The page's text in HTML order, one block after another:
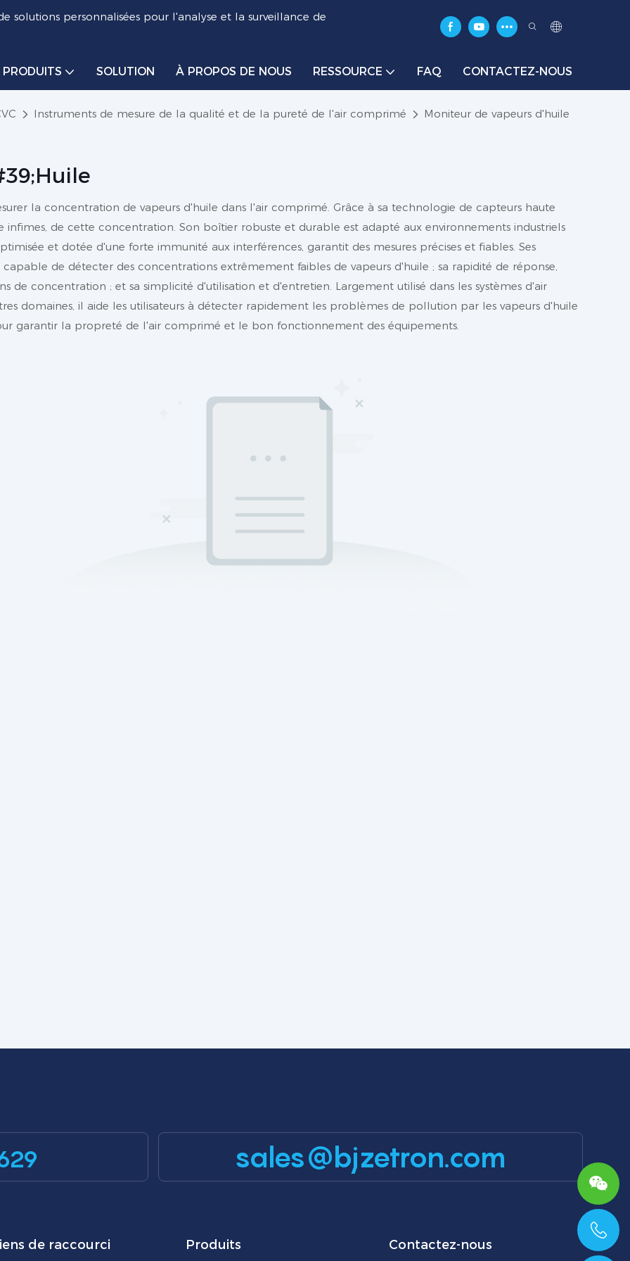
solutions personnalisées pour l'analyse et la surveillance de
PRODUITS SOLUTION À PROPOS DE NOUS RESSOURCE FAQ CONTACTEZ-NOUS
Instruments de mesure de la qualité et de la pureté de l'air comprimé Moniteur de vapeurs d'huile
la concentration de vapeurs d'huile dans l'air comprimé. Grâce à sa technologie de capteurs haute
infimes, de cette concentration. Son boîtier robuste et durable est adapté aux environnements industriels
et dotée d'une forte immunité aux interférences, garantit des mesures précises et fiables. Ses
de détecter des concentrations extrêmement faibles de vapeurs d'huile ; sa rapidité de réponse,
de concentration ; et sa simplicité d'utilisation et d'entretien. Largement utilisé dans les systèmes d'air
domaines, il aide les utilisateurs à détecter rapidement les problèmes de pollution par les vapeurs d'huile
garantir la propreté de l'air comprimé et le bon fonctionnement des équipements.
sales@bjzetron.com
de raccourci Produits Contactez-nous